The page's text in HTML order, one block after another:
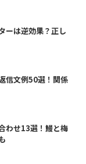
ーは逆効果？正し
信文例50選！関係
わせ13選！鰻と梅